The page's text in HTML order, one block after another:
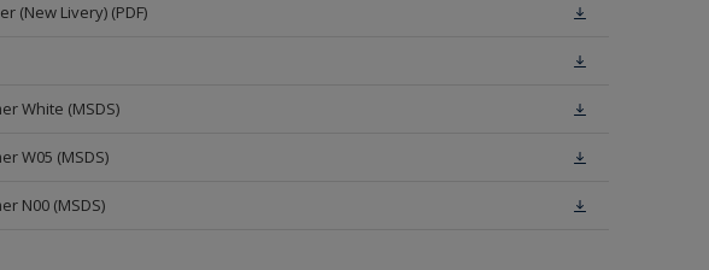
(New Livery) (PDF)
White (MSDS)
W05 (MSDS)
N00 (MSDS)